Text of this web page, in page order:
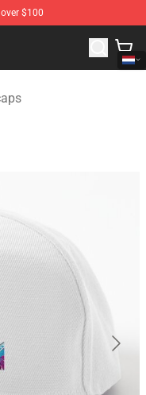
$100
Store